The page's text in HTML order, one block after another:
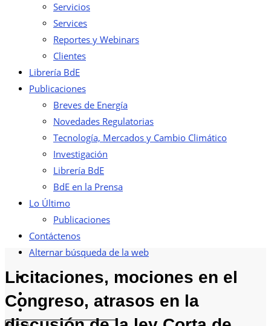
Servicios
Services
Reportes y Webinars
Clientes
Librería BdE
Publicaciones
Breves de Energía
Novedades Regulatorias
Tecnología, Mercados y Cambio Climático
Investigación
Librería BdE
BdE en la Prensa
Lo Último
Publicaciones
Contáctenos
Alternar búsqueda de la web
Licitaciones, mociones en el
Congreso, atrasos en la